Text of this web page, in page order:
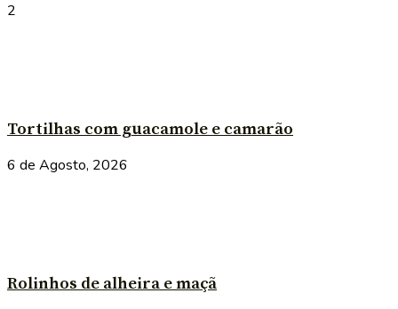
2
Tortilhas com guacamole e camarão
6 de Agosto, 2026
Rolinhos de alheira e maçã